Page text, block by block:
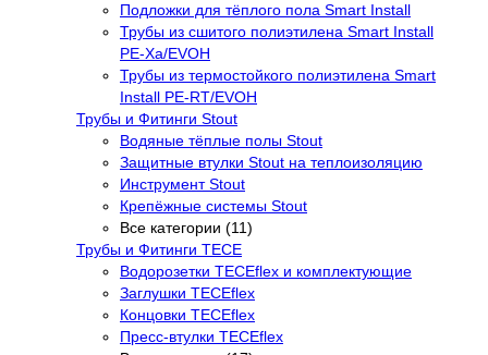
Подложки для тёплого пола Smart Install
Трубы из сшитого полиэтилена Smart Install
PE-Xa/EVOH
Трубы из термостойкого полиэтилена Smart
Install PE-RT/EVOH
Трубы и Фитинги Stout
Водяные тёплые полы Stout
Защитные втулки Stout на теплоизоляцию
Инструмент Stout
Крепёжные системы Stout
Все категории (11)
Трубы и Фитинги TECE
Водорозетки TECEflex и комплектующие
Заглушки TECEflex
Концовки TECEflex
Пресс-втулки TECEflex